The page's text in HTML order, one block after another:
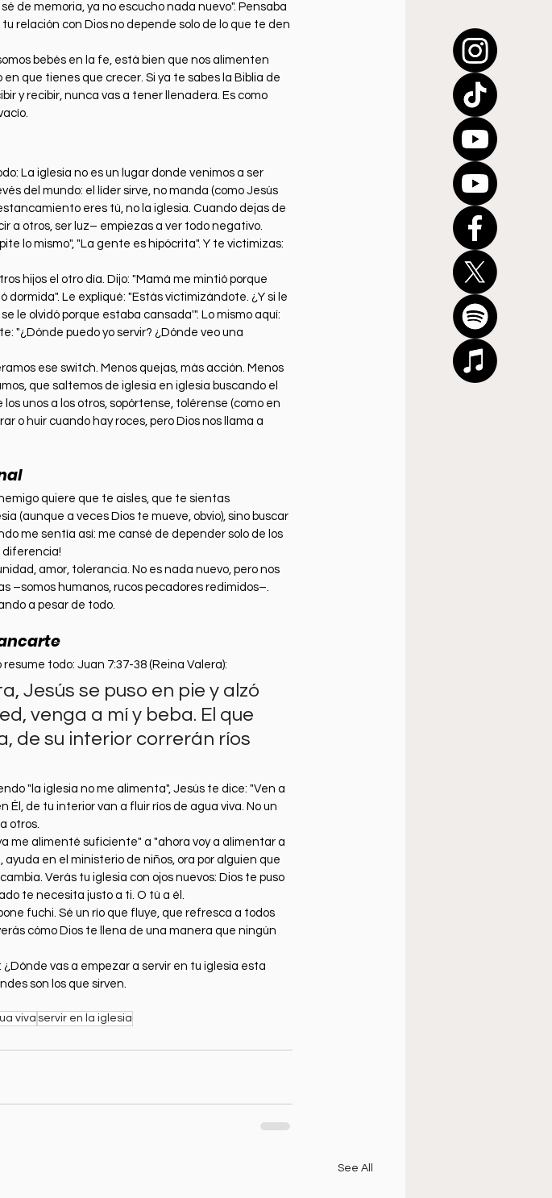
de memoria, ya no escucho nada nuevo". Pensaba
relación con Dios no depende solo de lo que te den
bebés en la fe, está bien que nos alimenten
en que tienes que crecer. Si ya te sabes la Biblia de
y recibir, nunca vas a tener llenadera. Es como
La iglesia no es un lugar donde venimos a ser
del mundo: el líder sirve, no manda (como Jesús
eres tú, no la iglesia. Cuando dejas de
a otros, ser luz– empiezas a ver todo negativo.
lo mismo", "La gente es hipócrita". Y te victimizas:
hijos el otro día. Dijo: "Mamá me mintió porque
Le expliqué: "Estás victimizándote. ¿Y si le
le olvidó porque estaba cansada'". Lo mismo aquí:
"¿Dónde puedo yo servir? ¿Dónde veo una
ese switch. Menos quejas, más acción. Menos
que saltemos de iglesia en iglesia buscando el
unos a los otros, sopórtense, tolérense (como en
o huir cuando hay roces, pero Dios nos llama a
quiere que te aisles, que te sientas
(aunque a veces Dios te mueve, obvio), sino buscar
me sentía así: me cansé de depender solo de los
diferencia!
amor, tolerancia. No es nada nuevo, pero nos
–somos humanos, rucos pecadores redimidos–.
a pesar de todo.
todo: Juan 7:37-38 (Reina Valera):
Jesús se puso en pie y alzó
venga a mí y beba. El que
de su interior correrán ríos
"la iglesia no me alimenta", Jesús te dice: "Ven a
de tu interior van a fluir ríos de agua viva. No un
otros.
me alimenté suficiente" a "ahora voy a alimentar a
en el ministerio de niños, ora por alguien que
Verás tu iglesia con ojos nuevos: Dios te puso
te necesita justo a ti. O tú a él.
fuchi. Sé un río que fluye, que refresca a todos
cómo Dios te llena de una manera que ningún
vas a empezar a servir en tu iglesia esta
son los que sirven.
viva servir en la iglesia
See All